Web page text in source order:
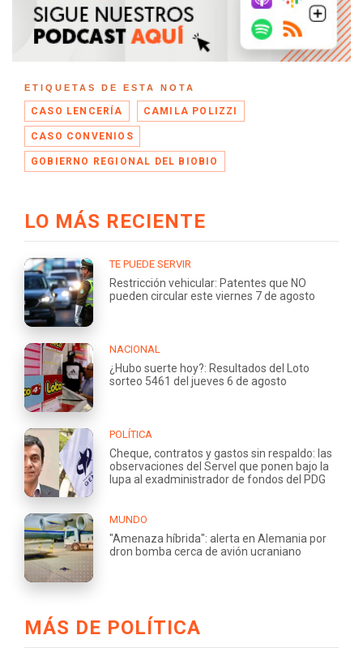
ETIQUETAS DE ESTA NOTA
CASO LENCERÍA CAMILA POLIZZI
CASO CONVENIOS
GOBIERNO REGIONAL DEL BIOBIO
LO MÁS RECIENTE
TE PUEDE SERVIR
Restricción vehicular: Patentes que NO
pueden circular este viernes 7 de agosto
NACIONAL
¿Hubo suerte hoy?: Resultados del Loto
sorteo 5461 del jueves 6 de agosto
POLÍTICA
Cheque, contratos y gastos sin respaldo: las
observaciones del Servel que ponen bajo la
lupa al exadministrador de fondos del PDG
MUNDO
"Amenaza híbrida": alerta en Alemania por
dron bomba cerca de avión ucraniano
MÁS DE POLÍTICA